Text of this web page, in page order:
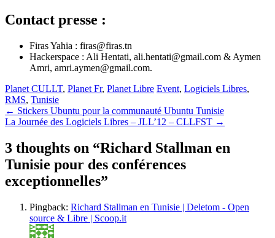
Contact presse :
Firas Yahia : firas@firas.tn
Hackerspace : Ali Hentati, ali.hentati@gmail.com & Aymen
Amri, amri.aymen@gmail.com.
Planet CULLT, Planet Fr, Planet Libre Event, Logiciels Libres,
RMS, Tunisie
Post
navigation
← Stickers Ubuntu pour la communauté Ubuntu Tunisie
La Journée des Logiciels Libres – JLL’12 – CLLFST →
3 thoughts on “Richard Stallman en
Tunisie pour des conférences
exceptionnelles”
Pingback: Richard Stallman en Tunisie | Deletom - Open
source & Libre | Scoop.it